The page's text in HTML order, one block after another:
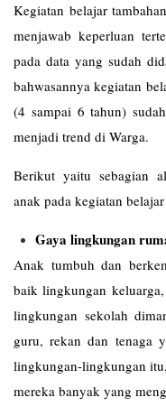
Kegiatan belajar
menjawab keperluan
pada data yang sudah
bahwasannya kegiatan
(4 sampai 6 tahun)
menjadi trend di Warga.
Berikut yaitu sebagian
anak pada kegiatan
Gaya lingkungan
Anak tumbuh dan
baik lingkungan
lingkungan sekolah
guru, rekan dan tenaga
lingkungan-lingkungan
mereka banyak yang